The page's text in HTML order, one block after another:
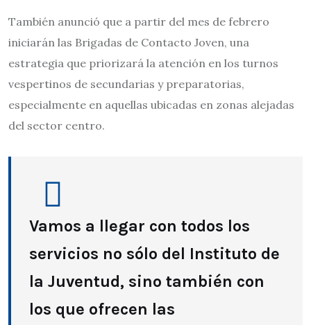
También anunció que a partir del mes de febrero
iniciarán las Brigadas de Contacto Joven, una
estrategia que priorizará la atención en los turnos
vespertinos de secundarias y preparatorias,
especialmente en aquellas ubicadas en zonas alejadas
del sector centro.
Vamos a llegar con todos los
servicios no sólo del Instituto de
la Juventud, sino también con
los que ofrecen las